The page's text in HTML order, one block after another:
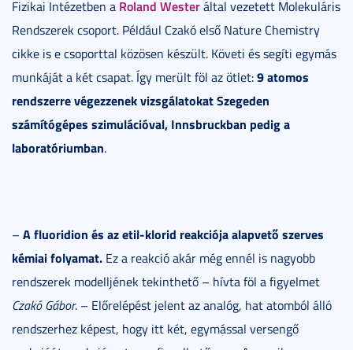
Fizikai Intézetben a Roland Westeráltal vezetett Molekuláris
Rendszerek csoport. Például Czakó első Nature Chemistry
cikke is e csoporttal közösen készült. Követi és segíti egymás
munkáját a két csapat. Így merült föl az ötlet:9 atomos
rendszerre végezzenek vizsgálatokat Szegeden
számítógépes szimulációval, Innsbruckban pedig a
laboratóriumban.
– A fluoridion és az etil-klorid reakciója alapvető szerves
kémiai folyamat. Ez a reakció akár még ennél is nagyobb
rendszerek modelljének tekinthető – hívta föl a figyelmet
Czakó Gábor. – Előrelépést jelent az analóg, hat atomból álló
rendszerhez képest, hogy itt két, egymással versengő